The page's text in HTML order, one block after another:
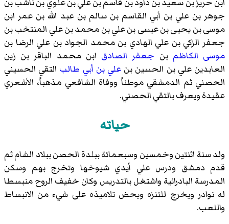
جوهر بن علي بن أبي القاسم بن سالم بن عبد الله بن عمر ابن
موسى بن يحيى بن عيسى بن علي بن محمد بن علي المنتخب بن
جعفر الزكي بن علي الهادي بن محمد الجواد بن علي الرضا بن
موسى الكاظم بن جعفر الصادق ابن محمد الباقر بن زين
العابدين علي بن الحسين بن علي بن أبي طالب التقي الحسيني
الحصني ثم الدمشقي موطناً ووفاة الشافعي مذهباً، الأشعري
عقيدة ويعرف بالتقي الحصني.
حياته
ولد سنة اثنتين وخمسين وسبعمائة ببلدة الحصن ببلاد الشام ثم
قدم دمشق ودرس علي أيدي شيوخها وتخرج بهم وسكن
المدرسة البادرائية واشتغل بالتدريس وكان خفيف الروح منبسطا
له نوادر ويخرج للتنزه ويحض تلاميذه على شيء من الانبساط
واللعب.